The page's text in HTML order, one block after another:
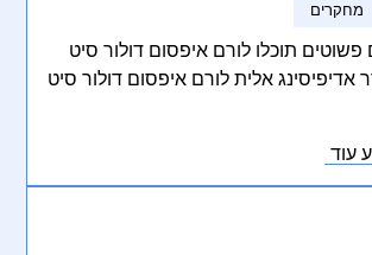
מחקרים
תוכלו לורם איפסום דולור סיט
אדיפיסינג אלית לורם איפסום דולור סיט
אאוגו וסטיבולום סוליסי טידום
עוד